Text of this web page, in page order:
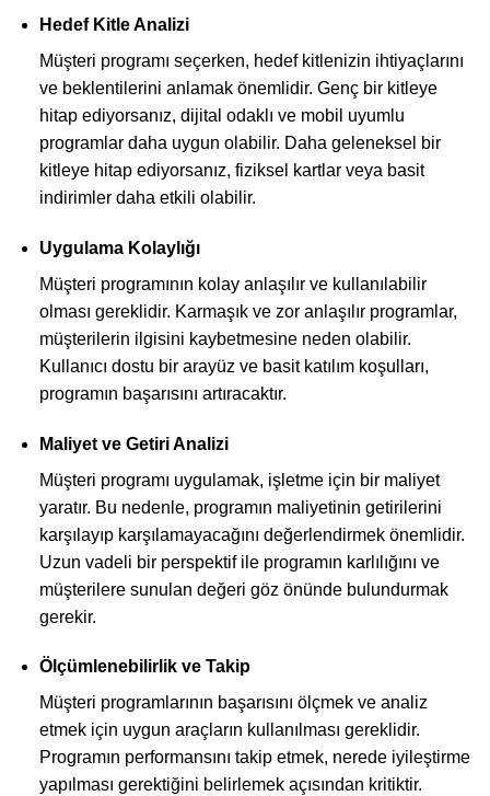
Hedef Kitle Analizi
Müşteri programı seçerken, hedef kitlenizin ihtiyaçlarını
ve beklentilerini anlamak önemlidir. Genç bir kitleye
hitap ediyorsanız, dijital odaklı ve mobil uyumlu
programlar daha uygun olabilir. Daha geleneksel bir
kitleye hitap ediyorsanız, fiziksel kartlar veya basit
indirimler daha etkili olabilir.
Uygulama Kolaylığı
Müşteri programının kolay anlaşılır ve kullanılabilir
olması gereklidir. Karmaşık ve zor anlaşılır programlar,
müşterilerin ilgisini kaybetmesine neden olabilir.
Kullanıcı dostu bir arayüz ve basit katılım koşulları,
programın başarısını artıracaktır.
Maliyet ve Getiri Analizi
Müşteri programı uygulamak, işletme için bir maliyet
yaratır. Bu nedenle, programın maliyetinin getirilerini
karşılayıp karşılamayacağını değerlendirmek önemlidir.
Uzun vadeli bir perspektif ile programın karlılığını ve
müşterilere sunulan değeri göz önünde bulundurmak
gerekir.
Ölçümlenebilirlik ve Takip
Müşteri programlarının başarısını ölçmek ve analiz
etmek için uygun araçların kullanılması gereklidir.
Programın performansını takip etmek, nerede iyileştirme
yapılması gerektiğini belirlemek açısından kritiktir.